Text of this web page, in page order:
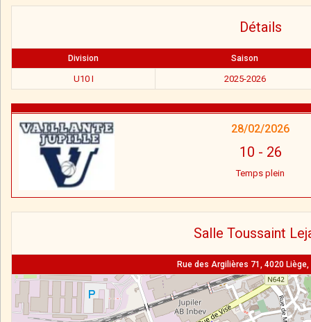
Détails
Division Saison
U10 I 2025-2026
28/02/2026
10 - 26
Temps plein
Salle Toussaint
Rue des Argilières 71, 4020 Liège,